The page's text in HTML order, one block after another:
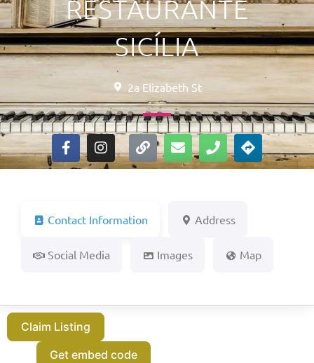
RESTAURANTE
SICÍLIA
2a Elizabeth St
Contact Information Address
Social Media Images Map
Claim Listing
Get embed code